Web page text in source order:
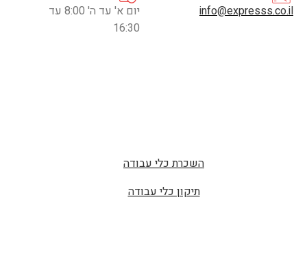
info@expresss.co.il
יום א' עד ה' 8:00 עד
16:30
השכרת כלי עבודה
תיקון כלי עבודה